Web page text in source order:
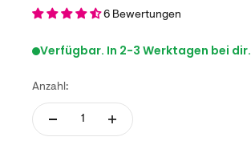
6 Bewertungen
Verfügbar. In 2-3 Werktagen bei dir.
Anzahl: